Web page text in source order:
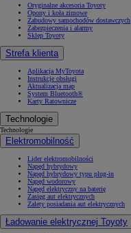
Oryginalne akcesoria Toyoty
Opony i koła zimowe
Zabudowy samochodów dostawczych
Zabezpieczenia i alarmy
Sklep Toyoty
Strefa klienta
Aplikacja MyToyota
Instrukcje obsługi
Aktualizacja map
System Bluetooth®
Karty Ratownicze
Technologie
Technologie
Elektromobilność
Lider elektromobilności
Napęd hybrydowy
Napęd hybrydowy typu plug-in
Napęd wodorowy
Napęd elektryczny na baterię
Zasięg aut elektrycznych
Zalety posiadania aut elektrycznych
Ładowanie elektrycznej Toyoty